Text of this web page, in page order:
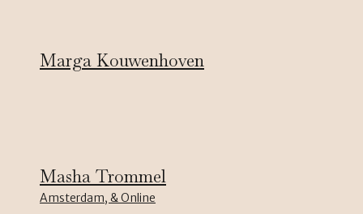
Marga Kouwenhoven
Masha Trommel
Amsterdam, & Online